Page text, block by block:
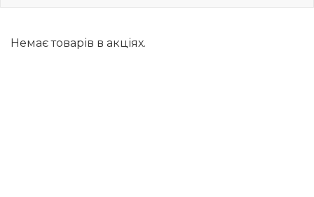
Немає товарів в акціях.